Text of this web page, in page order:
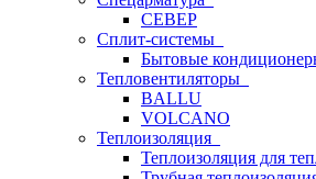
СЕВЕР
Сплит-системы
Бытовые
Тепловентиляторы
BALLU
VOLCANO
Теплоизоляция
Теплоизоляция для